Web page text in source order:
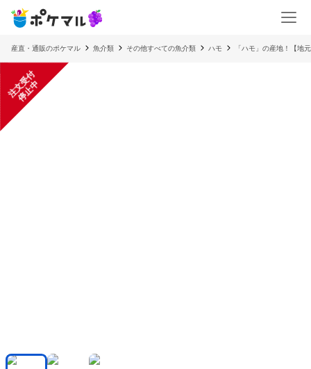
産直・通販のポケマル 魚介類 その他すべての魚介類 ハモ 「ハモ」の産地！【地
注
文
受
付
停
止
中